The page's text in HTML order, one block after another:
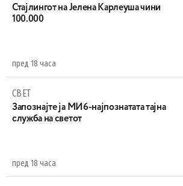
Стајлингот на Јелена Карлеуша чини
100.000
пред 18 часа
СВЕТ
Запознајте ја МИ6-најпознатата тајна
служба на светот
пред 18 часа